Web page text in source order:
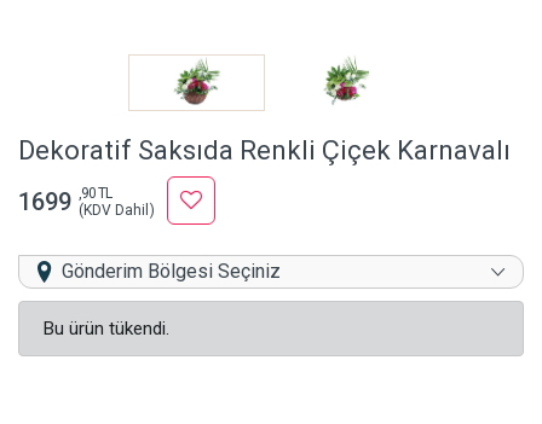
Dekoratif Saksıda Renkli Çiçek Karnavalı
1699 ,90 TL
(KDV Dahil)
Gönderim Bölgesi Seçiniz
Bu ürün tükendi.